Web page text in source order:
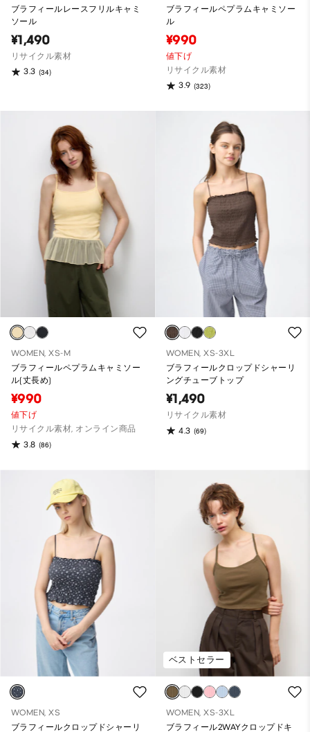
ブラフィールレースフリルキャミ
ソール
¥1,490
リサイクル素材
3.3 (34)
ブラフィールペプラムキャミソー
ル
¥990
値下げ
リサイクル素材
3.9 (323)
WOMEN, XS-M
ブラフィールペプラムキャミソー
ル(丈長め)
¥990
値下げ
リサイクル素材, オンライン商品
3.8 (86)
WOMEN, XS-3XL
ブラフィールクロップドシャーリ
ングチューブトップ
¥1,490
リサイクル素材
4.3 (69)
WOMEN, XS
ブラフィールクロップドシャーリ
ベストセラー
WOMEN, XS-3XL
ブラフィール2WAYクロップドキ